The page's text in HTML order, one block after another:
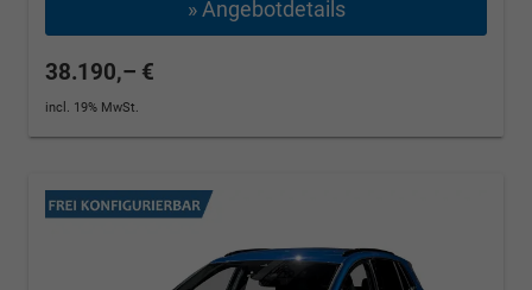
» Angebotdetails
38.190,– €
incl. 19% MwSt.